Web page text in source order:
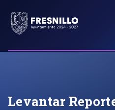
Levantar